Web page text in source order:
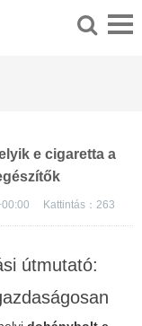
e cigaretta a
Kattintás： 263
útmutató: